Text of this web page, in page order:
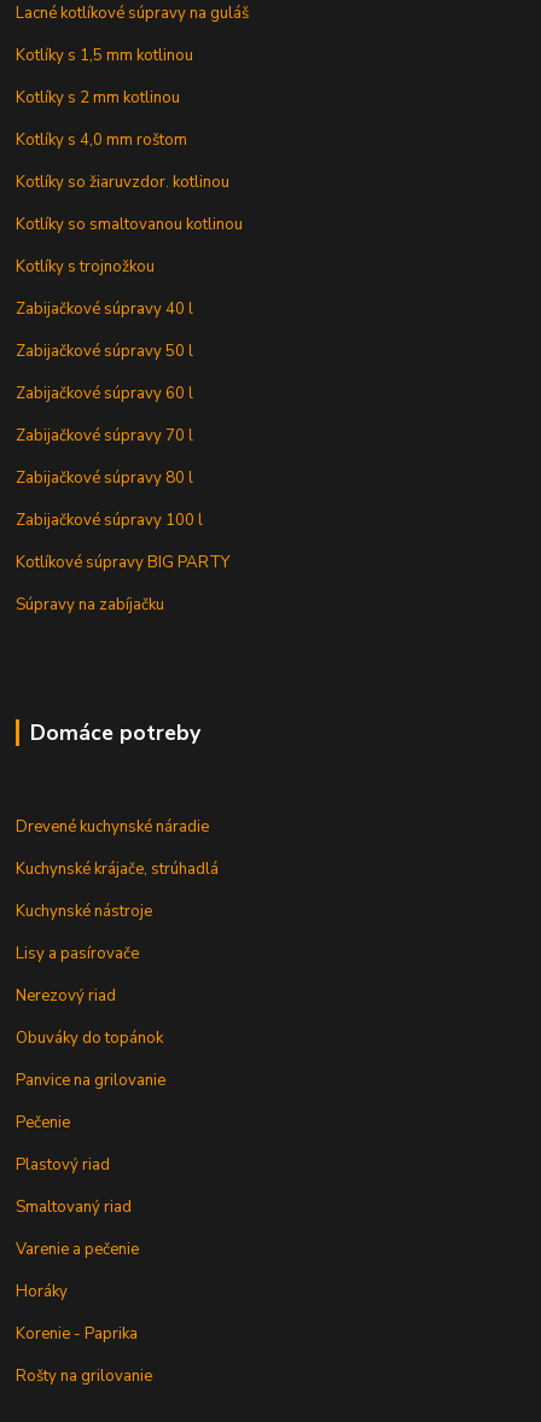
Lacné kotlíkové súpravy na guláš
Kotlíky s 1,5 mm kotlinou
Kotlíky s 2 mm kotlinou
Kotlíky s 4,0 mm roštom
Kotlíky so žiaruvzdor. kotlinou
Kotlíky so smaltovanou kotlinou
Kotlíky s trojnožkou
Zabijačkové súpravy 40 l
Zabijačkové súpravy 50 l
Zabijačkové súpravy 60 l
Zabijačkové súpravy 70 l
Zabijačkové súpravy 80 l
Zabijačkové súpravy 100 l
Kotlíkové súpravy BIG PARTY
Súpravy na zabíjačku
Domáce potreby
Drevené kuchynské náradie
Kuchynské krájače, strúhadlá
Kuchynské nástroje
Lisy a pasírovače
Nerezový riad
Obuváky do topánok
Panvice na grilovanie
Pečenie
Plastový riad
Smaltovaný riad
Varenie a pečenie
Horáky
Korenie - Paprika
Rošty na grilovanie